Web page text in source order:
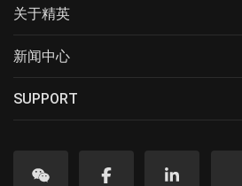
关于精英
新闻中心
SUPPORT